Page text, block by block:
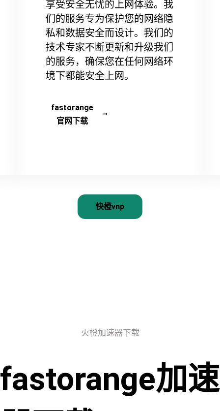
享受安全无忧的上网体验。我
们的服务专为保护您的网络隐
私和数据安全而设计。我们的
技术专家不断更新和升级我们
的服务，确保您在任何网络环
境下都能安全上网。
fastorange
官网下载
快橙vnp
火橙加速器下载
fastorange加速